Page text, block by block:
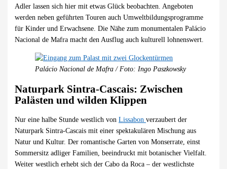
Adler lassen sich hier mit etwas Glück beobachten. Angeboten
werden neben geführten Touren auch Umweltbildungsprogramme
für Kinder und Erwachsene. Die Nähe zum monumentalen Palácio
Nacional de Mafra macht den Ausflug auch kulturell lohnenswert.
Palácio Nacional de Mafra / Foto: Ingo Paszkowsky
Naturpark Sintra-Cascais: Zwischen
Palästen und wilden Klippen
Nur eine halbe Stunde westlich vonLissabonverzaubert der
Naturpark Sintra-Cascais mit einer spektakulären Mischung aus
Natur und Kultur. Der romantische Garten von Monserrate, einst
Sommersitz adliger Familien, beeindruckt mit botanischer Vielfalt.
Weiter westlich erhebt sich der Cabo da Roca – der westlichste